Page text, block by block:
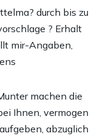
durch bis zu
? Erhalt
mir-Angaben,
machen die
Ihnen, vermogen
abzuglich